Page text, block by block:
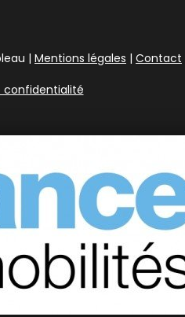
| Mentions légales | Contact
confidentialité